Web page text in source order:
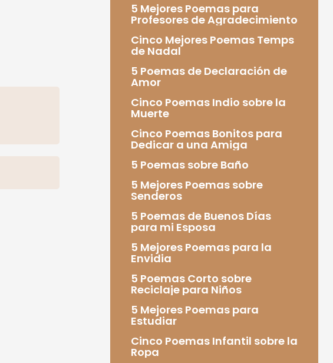
5 Mejores Poemas para
Profesores de Agradecimiento
Cinco Mejores Poemas Temps
de Nadal
5 Poemas de Declaración de
Amor
Cinco Poemas Indio sobre la
Muerte
Cinco Poemas Bonitos para
Dedicar a una Amiga
5 Poemas sobre Baño
5 Mejores Poemas sobre
Senderos
5 Poemas de Buenos Días
para mi Esposa
5 Mejores Poemas para la
Envidia
5 Poemas Corto sobre
Reciclaje para Niños
5 Mejores Poemas para
Estudiar
Cinco Poemas Infantil sobre la
Ropa